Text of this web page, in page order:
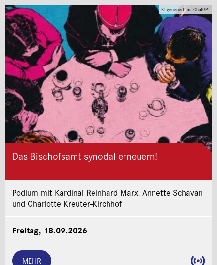
KI-generiert mit ChatGPT
Das Bischofsamt synodal erneuern!
Podium mit Kardinal Reinhard Marx, Annette Schavan
und Charlotte Kreuter-Kirchhof
Freitag, 18.09.2026
MEHR